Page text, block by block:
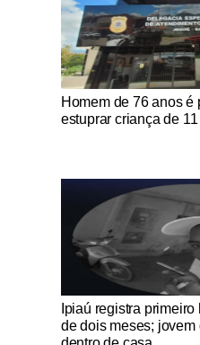
Notícias Católicas
Homem de 76 anos é
estuprar criança de
Notícias Católicas
Ipiaú registra
de dois meses; jovem